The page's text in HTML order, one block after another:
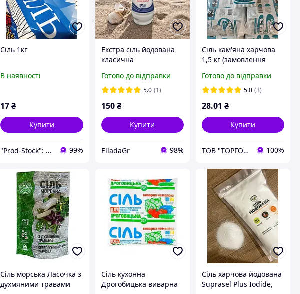
Сіль 1кг
В наявності
17₴
Купити
"Prod-Stock": Інтернет-магазин продуктів харчування та господарчих товарів 99%
Екстра сіль йодована
класична
Готово до відправки
5.0 (1)
150 ₴
Купити
ElladaGr 98%
Сіль кам'яна харчова
1,5 кг (замовлення
Готово до відправки
5.0 (3)
28.01 ₴
Купити
ТОВ "ТОРГОВА КОМПАНІЯ "СОЛТІС" 100%
Сіль морська Ласочка з
духмяними травами
Сіль кухонна
Дрогобицька виварна
Сіль харчова йодована
Suprasel Plus Iodide,